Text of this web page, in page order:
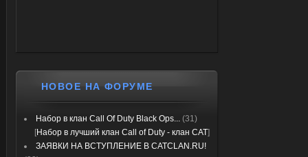
НОВОЕ НА ФОРУМЕ
Набор в клан Call Of Duty Black Ops... (31)
[Набор в лучший клан Call of Duty - клан CAT]
ЗАЯВКИ НА ВСТУПЛЕНИЕ В CATCLAN.RU!